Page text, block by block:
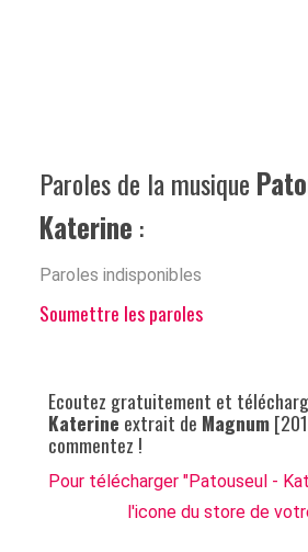
Paroles de la musique
Katerine :
Paroles indisponibles
Soumettre les paroles
Ecoutez gratuitement et
Katerineextrait de Magnum
commentez !
Pour télécharger "Patouseul -
l'icone du store de